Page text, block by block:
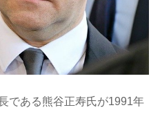
である熊谷正寿氏が1991年